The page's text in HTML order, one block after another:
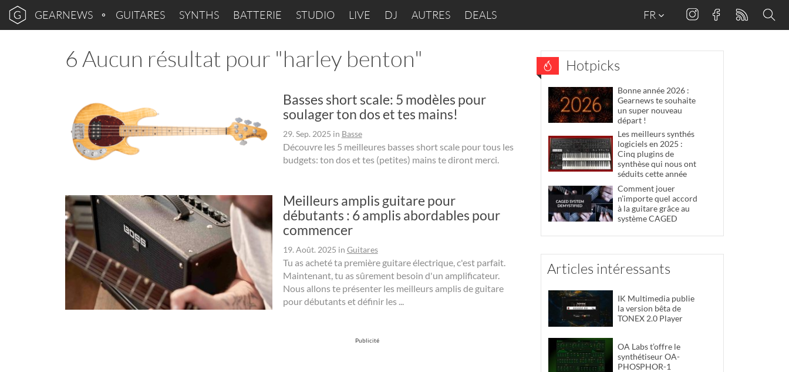
GEARNEWS GUITARES SYNTHS BATTERIE STUDIO LIVE DJ AUTRES DEALS FR
6 Aucun résultat pour "harley benton"
Basses short scale: 5 modèles pour
soulager ton dos et tes mains!
29. Sep. 2025 in Basse
Découvre les 5 meilleures basses short scale pour tous les
budgets: ton dos et tes (petites) mains te diront merci.
Meilleurs amplis guitare pour
débutants : 6 amplis abordables pour
commencer
19. Août. 2025 in Guitares
Tu as acheté ta première guitare électrique, c'est parfait.
Maintenant, tu as sûrement besoin d'un amplificateur.
Nous allons te présenter les meilleurs amplis de guitare
pour débutants et définir les ...
Publicité
Hotpicks
Bonne année 2026 :
Gearnews te souhaite
un super nouveau
départ !
Les meilleurs synthés
logiciels en 2025 :
Cinq plugins de
synthèse qui nous ont
séduits cette année
Comment jouer
n’importe quel accord
à la guitare grâce au
système CAGED
Articles intéressants
IK Multimedia publie
la version bêta de
TONEX 2.0 Player
OA Labs t’offre le
synthétiseur OA-
PHOSPHOR-1